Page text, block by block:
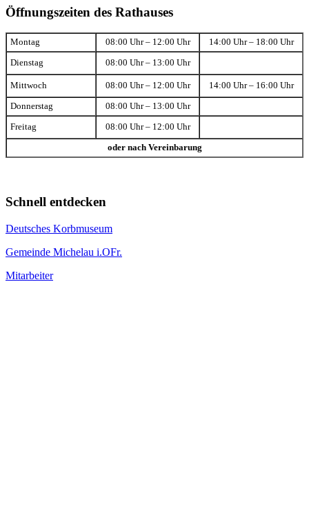
Öffnungszeiten des Rathauses
Montag 08:00 Uhr – 12:00 Uhr 14:00 Uhr – 18:00 Uhr
Dienstag 08:00 Uhr – 13:00 Uhr
Mittwoch 08:00 Uhr – 12:00 Uhr 14:00 Uhr – 16:00 Uhr
Donnerstag 08:00 Uhr – 13:00 Uhr
Freitag 08:00 Uhr – 12:00 Uhr
oder nach Vereinbarung
Schnell entdecken
Deutsches Korbmuseum
Gemeinde Michelau i.OFr.
Mitarbeiter